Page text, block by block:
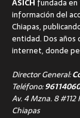
ASICH fundada
información del
Chiapas,
entidad. Dos
internet, donde
Director General:
Teléfono:
Av. 4 Mzna. 8 #112
Chiapas